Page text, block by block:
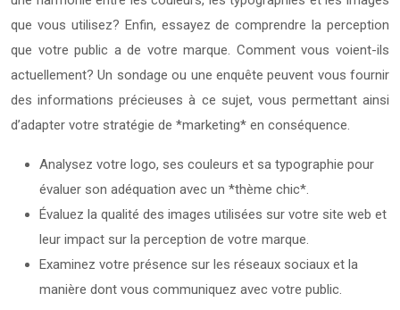
que vous utilisez? Enfin, essayez de comprendre la perception
que votre public a de votre marque. Comment vous voient-ils
actuellement? Un sondage ou une enquête peuvent vous fournir
des informations précieuses à ce sujet, vous permettant ainsi
d’adapter votre stratégie de *marketing* en conséquence.
Analysez votre logo, ses couleurs et sa typographie pour
évaluer son adéquation avec un *thème chic*.
Évaluez la qualité des images utilisées sur votre site web et
leur impact sur la perception de votre marque.
Examinez votre présence sur les réseaux sociaux et la
manière dont vous communiquez avec votre public.